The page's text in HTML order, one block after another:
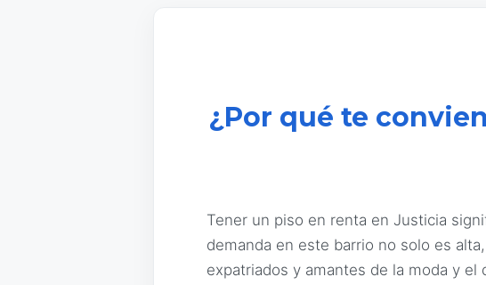
¿Por qué te
Tener un piso en renta en Justicia
demanda en este barrio no solo es
expatriados y amantes de la moda y